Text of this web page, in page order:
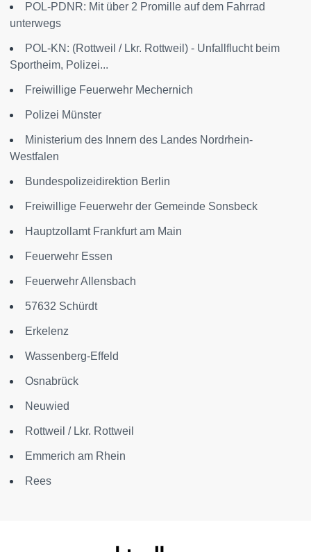
POL-PDNR: Mit über 2 Promille auf dem Fahrrad
unterwegs
POL-KN: (Rottweil / Lkr. Rottweil) - Unfallflucht beim
Sportheim, Polizei...
Freiwillige Feuerwehr Mechernich
Polizei Münster
Ministerium des Innern des Landes Nordrhein-
Westfalen
Bundespolizeidirektion Berlin
Freiwillige Feuerwehr der Gemeinde Sonsbeck
Hauptzollamt Frankfurt am Main
Feuerwehr Essen
Feuerwehr Allensbach
57632 Schürdt
Erkelenz
Wassenberg-Effeld
Osnabrück
Neuwied
Rottweil / Lkr. Rottweil
Emmerich am Rhein
Rees